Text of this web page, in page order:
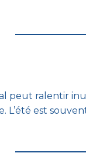
peut
L’été est